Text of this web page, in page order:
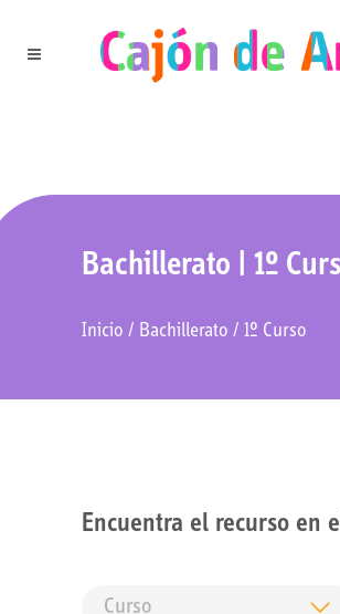
Bachillerato | 1º
Inicio / Bachillerato / 1º Curso
Encuentra el recurso en